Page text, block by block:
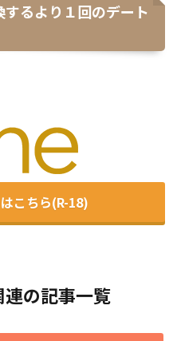
るより１回のデート
こちら(R-18)
の記事一覧